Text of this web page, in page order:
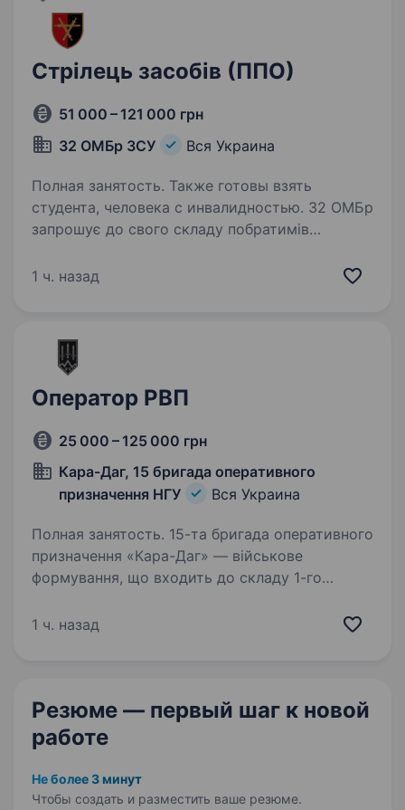
Стрілець засобів (ППО)
51 000 – 121 000 грн
32 ОМБр ЗСУ
Вся Украина
Полная занятость. Также готовы взять
студента, человека с инвалидностью. 32 ОМБр
запрошує до свого складу побратимів
перемогу. З лютого 2023 року відважно
прагнуть повернути…
1 ч. назад
Оператор РВП
25 000 – 125 000 грн
Кара-Даг, 15 бригада оперативного
призначення НГУ
Вся Украина
Полная занятость. 15-та бригада оперативного
призначення «Кара-Даг» — військове
формування, що входить до складу 1-го
Бригада шукає фахівців в батальйони та інші
1 ч. назад
Резюме — первый шаг к новой
работе
Не более 3 минут
Чтобы создать и разместить ваше резюме.